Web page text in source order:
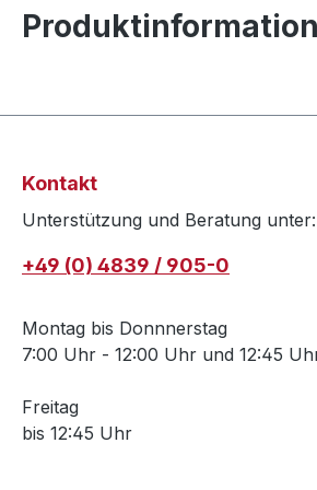
Kontakt
Unterstützung und Beratung unter:
+49 (0) 4839 / 905-0
Montag bis Donnnerstag
7:00 Uhr - 12:00 Uhr und 12:45
Freitag
bis 12:45 Uhr